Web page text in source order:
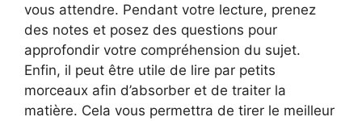
vous attendre. Pendant votre lecture, prenez
des notes et posez des questions pour
approfondir votre compréhension du sujet.
Enfin, il peut être utile de lire par petits
morceaux afin d’absorber et de traiter la
matière. Cela vous permettra de tirer le meilleur